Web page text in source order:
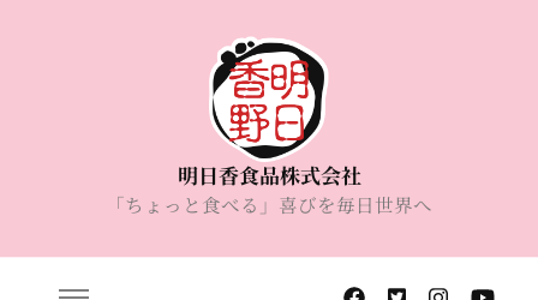
明日香食品株式会社
「ちょっと食べる」喜びを毎日世界へ